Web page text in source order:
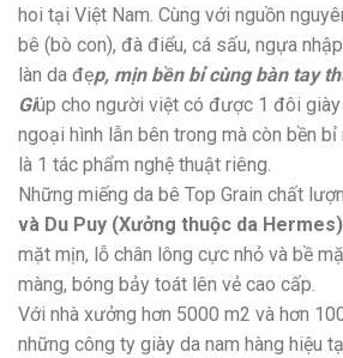
hoi tại Việt Nam. Cùng với nguồn
bê (bò con), đà điểu, cá sấu, ngựa
làn da đẹp, mịn bền bỉ cùng bàn tay
Giúp cho người việt có được 1 đôi
ngoại hình lẫn bên trong mà còn bền
là 1 tác phẩm nghệ thuật riêng.
Những miếng da bê Top Grain chất
và Du Puy (Xưởng thuộc da Hermes)
mặt mịn, lỗ chân lông cực nhỏ và bề
màng, bóng bảy toát lên vẻ cao cấp.
Với nhà xưởng hơn 5000 m2 và hơn
những công ty giày da nam hàng hiệu